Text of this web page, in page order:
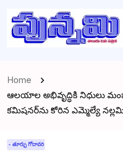
Home
ఆలయాల అభివృద్ధికి నిధులు
కమిషనర్‌ను కోరిన ఎమ్మెల్యే
- తూర్పు గోదావరి